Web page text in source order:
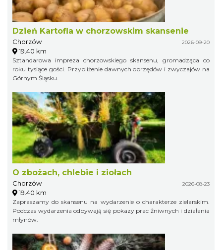
Dzień Kartofla w chorzowskim skansenie
Chorzów 2026-09-20
19.40 km
Sztandarowa impreza chorzowskiego skansenu, gromadząca co
roku tysiące gości. Przybliżenie dawnych obrzędów i zwyczajów na
Górnym Śląsku.
O zbożach, chlebie i ziołach
Chorzów 2026-08-23
19.40 km
Zapraszamy do skansenu na wydarzenie o charakterze zielarskim.
Podczas wydarzenia odbywają się pokazy prac żniwnych i działania
młynów.